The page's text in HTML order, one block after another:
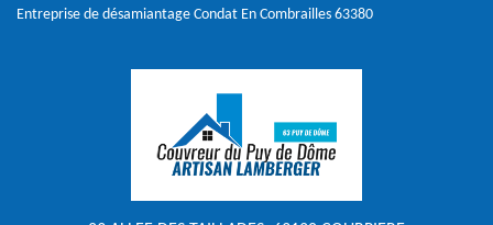
Entreprise de désamiantage Condat En Combrailles 63380